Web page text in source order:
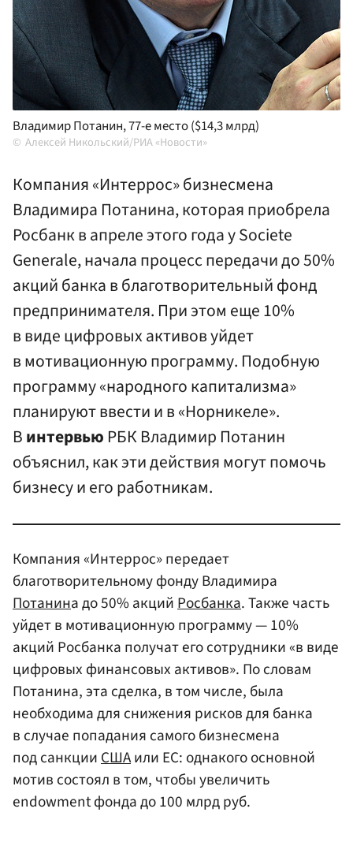
Владимир Потанин, 77-е место ($14,3 млрд)
Алексей Никольский/РИА «Новости»
Компания «Интеррос» бизнесмена
Владимира Потанина, которая приобрела
Росбанк в апреле этого года у Societe
Generale, начала процесс передачи до 50%
акций банка в благотворительный фонд
предпринимателя. При этом еще 10%
в виде цифровых активов уйдет
в мотивационную программу. Подобную
программу «народного капитализма»
планируют ввести и в «Норникеле».
Винтервью РБК Владимир Потанин
объяснил, как эти действия могут помочь
бизнесу и его работникам.
Компания «Интеррос» передает
благотворительному фонду Владимира
Потанина до 50% акцийРосбанка. Также часть
уйдет в мотивационную программу — 10%
акций Росбанка получат его сотрудники «в виде
цифровых финансовых активов». По словам
Потанина, эта сделка, в том числе, была
необходима для снижения рисков для банка
в случае попадания самого бизнесмена
под санкцииСШАили ЕС: однакого основной
мотив состоял в том, чтобы увеличить
endowment фонда до 100 млрд руб.